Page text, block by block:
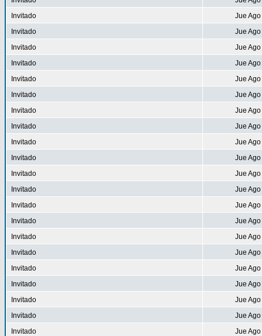
Invitado
Jue
Invitado
Jue
Invitado
Jue
Invitado
Jue
Invitado
Jue
Invitado
Jue
Invitado
Jue
Invitado
Jue
Invitado
Jue
Invitado
Jue
Invitado
Jue
Invitado
Jue
Invitado
Jue
Invitado
Jue
Invitado
Jue
Invitado
Jue
Invitado
Jue
Invitado
Jue
Invitado
Jue
Invitado
Jue
Invitado
Jue